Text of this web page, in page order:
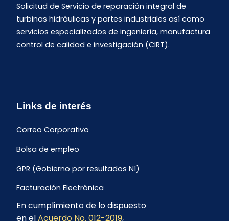
Solicitud de Servicio de reparación integral de
turbinas hidráulicas y partes industriales así como
servicios especializados de ingeniería, manufactura
control de calidad e investigación (CIRT).
Links de interés
Correo Corporativo
Bolsa de empleo
GPR (Gobierno por resultados N1)
Facturación Electrónica
Archivo Histórico de Facturación
En cumplimiento de lo dispuesto
en elAcuerdo No. 012-2019,